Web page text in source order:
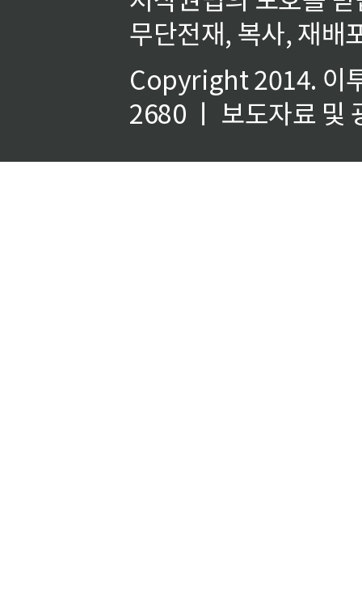
무단전재, 복사, 재배
Copyright 2014. 이
2680 ㅣ 보도자료